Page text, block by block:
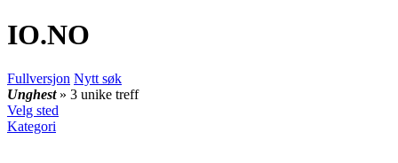
IO.NO
Fullversjon Nytt søk
Unghest » 3 unike treff
Velg sted
Kategori